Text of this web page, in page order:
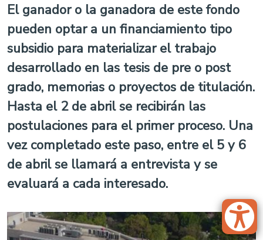
El ganador o la ganadora de este fondo
pueden optar a un financiamiento tipo
subsidio para materializar el trabajo
desarrollado en las tesis de pre o post
grado, memorias o proyectos de titulación.
Hasta el 2 de abril se recibirán las
postulaciones para el primer proceso. Una
vez completado este paso, entre el 5 y 6
de abril se llamará a entrevista y se
evaluará a cada interesado.